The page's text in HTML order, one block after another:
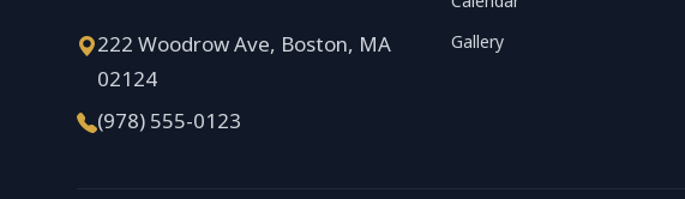
222 Woodrow Ave, Boston, MA
02124
(978) 555-0123
Gallery